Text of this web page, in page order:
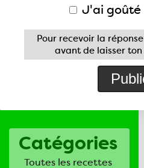
Catégories
Toutes les recettes
J'ai goûté
Pour recevoir la
avant de laisser